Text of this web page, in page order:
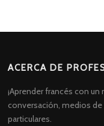
ACERCA DE
¡Aprender francés con
conversación, medios
particulares.